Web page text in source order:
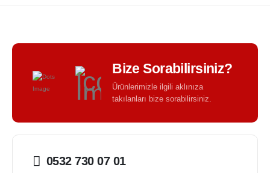
Bize Sorabilirsiniz?
Ürünlerimizle ilgili aklınıza
takılanları bize sorabilirsiniz.
0532 730 07 01